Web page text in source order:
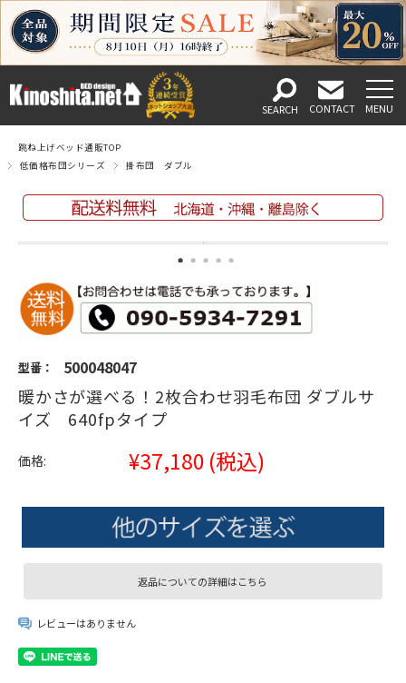
跳ね上げベッド通販TOP
低価格布団シリーズ
掛布団 ダブル
型番： 500048047
暖かさが選べる！2枚合わせ羽毛布団 ダブルサ
イズ 640fpタイプ
価格: ¥37,180 (税込)
返品についての詳細はこちら
レビューはありません